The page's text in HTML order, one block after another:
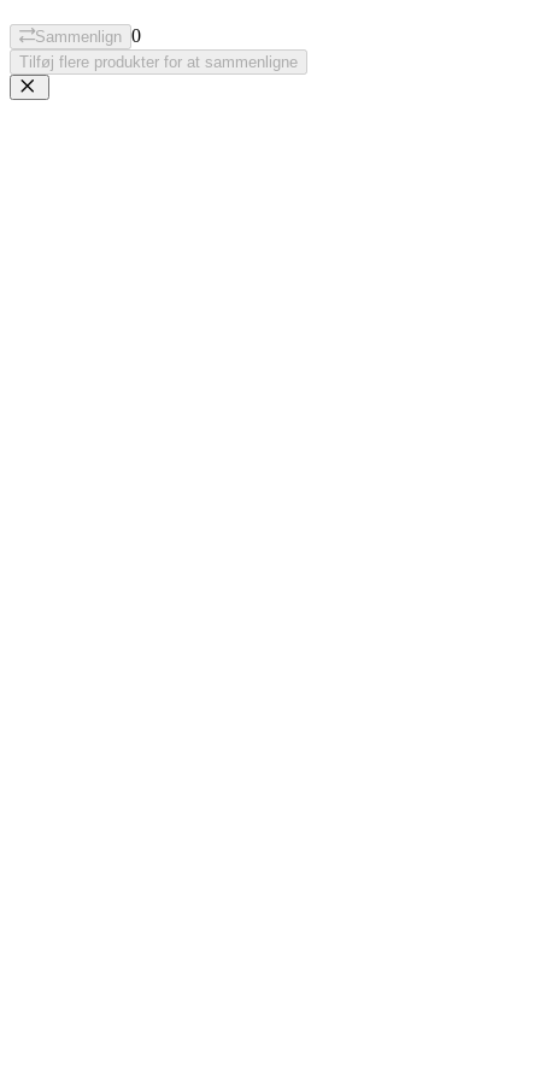
Sammenlign 0
Tilføj flere produkter for at sammenligne